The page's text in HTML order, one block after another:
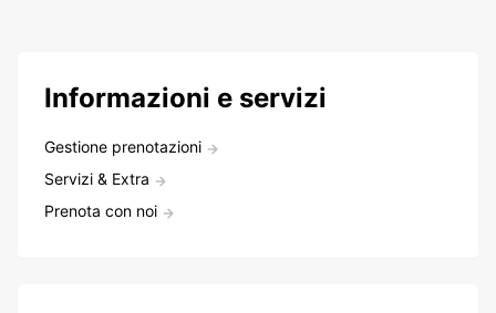
Informazioni e servizi
Gestione prenotazioni
Servizi & Extra
Prenota con noi